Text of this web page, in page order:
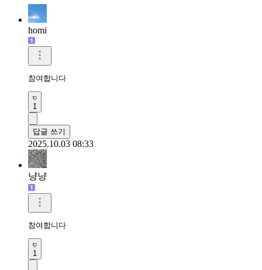
homi
참여합니다
1
답글 쓰기
2025.10.03 08:33
냥냥
참여합니다
1